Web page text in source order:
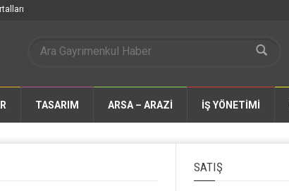
TASARIM ARSA – ARAZİ İŞ YÖNETİMİ
SATIŞ